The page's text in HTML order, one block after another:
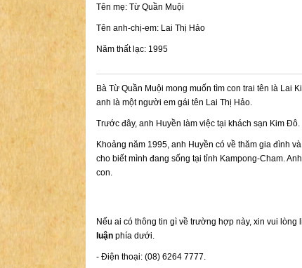
Tên mẹ: Từ Quần Muội
Tên anh-chị-em: Lai Thị Hảo
Năm thất lạc: 1995
Bà Từ Quần Muội mong muốn tìm con trai tên là Lai
anh là một người em gái tên Lai Thị Hảo.
Trước đây, anh Huyền làm việc tại khách sạn Kim
Khoảng năm 1995, anh Huyền có về thăm gia đình
cho biết mình đang sống tại tỉnh Kampong-Cham.
con.
Nếu ai có thông tin gì về trường hợp này, xin vui
luận phía dưới.
- Điện thoại: (08) 6264 7777.